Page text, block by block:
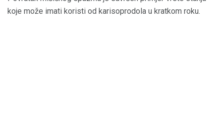
koje može imati koristi od karisoprodola u kratkom roku.